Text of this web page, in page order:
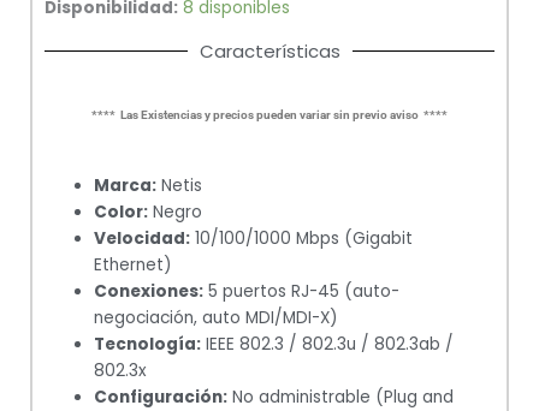
Disponibilidad: 8 disponibles
Características
**** Las Existencias y precios pueden variar sin previo aviso ****
Marca: Netis
Color: Negro
Velocidad: 10/100/1000 Mbps (Gigabit
Ethernet)
Conexiones: 5 puertos RJ-45 (auto-
negociación, auto MDI/MDI-X)
Tecnología: IEEE 802.3 / 802.3u / 802.3ab /
802.3x
Configuración: No administrable (Plug and